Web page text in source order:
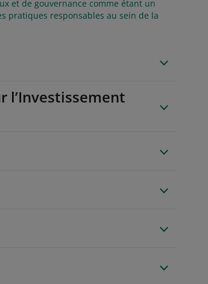
et de gouvernance comme étant un
pratiques responsables au sein de la
l’Investissement